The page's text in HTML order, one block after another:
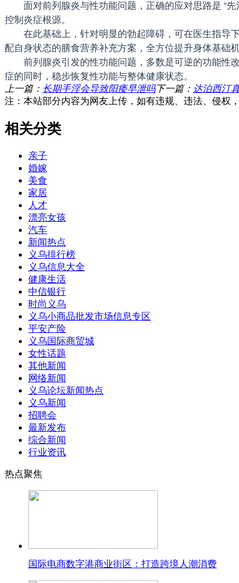
面对前列腺炎与性功能问题，正确的应对思路是 “
控制炎症根源。
在此基础上，针对明显的勃起障碍，可在医生指导
配自身状态的膳食营养补充方案，全方位提升身体基础机
前列腺炎引发的性功能问题，多数是可逆的功能性
症的同时，稳步恢复性功能与整体健康状态。
上一篇： 长期手淫会导致阳痿早泄吗下一篇： 达泊西汀
注：本站部分内容为网友上传，如有违规、违法、侵权
相关分类
亲子
婚嫁
美食
家居
人才
漂亮女孩
汽车
新闻热点
义乌排行榜
义乌信息大全
健康生活
中信银行
时尚义乌
义乌小商品批发市场信息专区
平安产险
义乌国际商贸城
女性话题
其他新闻
网络新闻
义乌论坛新闻热点
义乌新闻
招聘会
最新发布
综合新闻
行业资讯
热点聚焦
国际电商数字港商业街区：打造跨境人潮消费